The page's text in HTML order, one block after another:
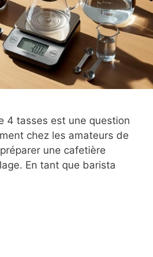
4 tasses est une question
chez les amateurs de
une cafetière
En tant que barista